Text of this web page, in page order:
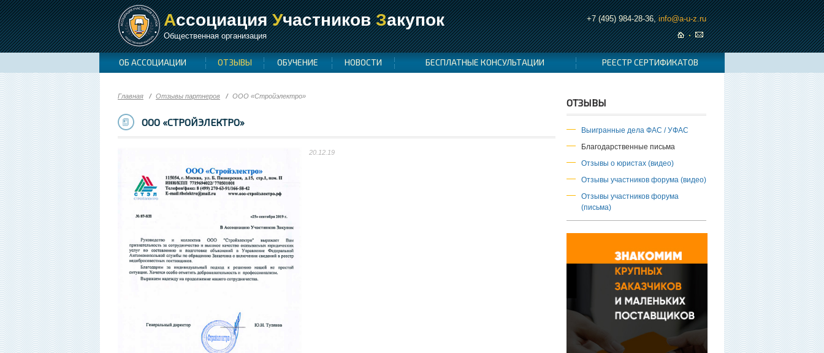
АссоциацияУчастниковЗакупок
Общественная организация
+7 (495) 984-28-36, info@a-u-z.ru
ОБ АССОЦИАЦИИ ОТЗЫВЫ ОБУЧЕНИЕ НОВОСТИ БЕСПЛАТНЫЕ КОНСУЛЬТАЦИИ РЕЕСТР СЕРТИФИКАТОВ
ОТЗЫВЫ
Выигранные дела ФАС / УФАС
Благодарственные письма
Отзывы о юристах (видео)
Отзывы участников форума (видео)
Отзывы участников форума
(письма)
Главная Отзывы партнеров ООО «Стройэлектро»
ООО «СТРОЙЭЛЕКТРО»
20.12.19